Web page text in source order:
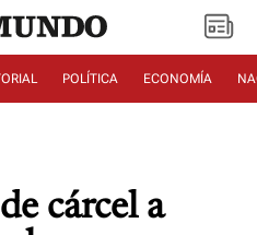
POLÍTICA ECONOMÍA
cárcel a